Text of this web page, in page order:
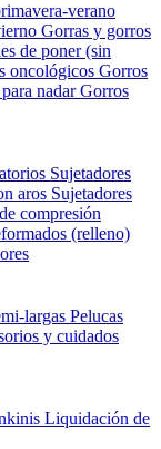
verano
Gorras y gorros
de poner (sin
oncológicos Gorros
nadarGorros
Sujetadores
aros Sujetadores
compresión
(relleno)
largas Pelucas
y cuidados
Liquidación de